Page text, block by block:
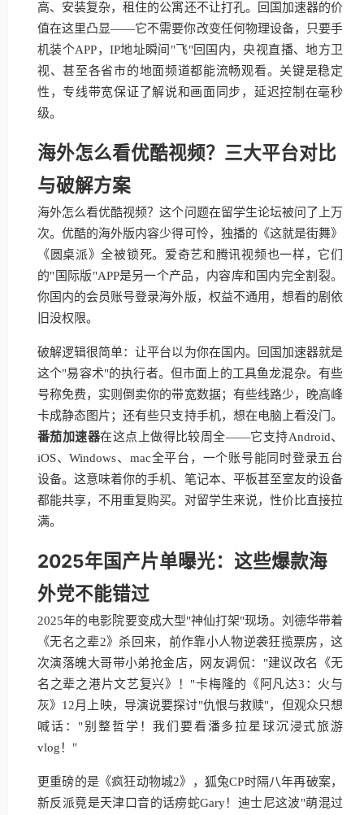
高、安装复杂，租住的公寓还不让打孔。回国加速器的价
值在这里凸显——它不需要你改变任何物理设备，只要手
机装个APP，IP地址瞬间"飞"回国内，央视直播、地方卫
视、甚至各省市的地面频道都能流畅观看。关键是稳定
性，专线带宽保证了解说和画面同步，延迟控制在毫秒
级。
海外怎么看优酷视频？三大平台对比
与破解方案
海外怎么看优酷视频？这个问题在留学生论坛被问了上万
次。优酷的海外版内容少得可怜，独播的《这就是街舞》
《圆桌派》全被锁死。爱奇艺和腾讯视频也一样，它们
的"国际版"APP是另一个产品，内容库和国内完全割裂。
你国内的会员账号登录海外版，权益不通用，想看的剧依
旧没权限。
破解逻辑很简单：让平台以为你在国内。回国加速器就是
这个"易容术"的执行者。但市面上的工具鱼龙混杂。有些
号称免费，实则倒卖你的带宽数据；有些线路少，晚高峰
卡成静态图片；还有些只支持手机，想在电脑上看没门。
番茄加速器在这点上做得比较周全——它支持Android、
iOS、Windows、mac全平台，一个账号能同时登录五台
设备。这意味着你的手机、笔记本、平板甚至室友的设备
都能共享，不用重复购买。对留学生来说，性价比直接拉
满。
2025年国产片单曝光：这些爆款海
外党不能错过
2025年的电影院要变成大型"神仙打架"现场。刘德华带着
《无名之辈2》杀回来，前作靠小人物逆袭狂揽票房，这
次演落魄大哥带小弟抢金店，网友调侃："建议改名《无
名之辈之港片文艺复兴》！"卡梅隆的《阿凡达3：火与
灰》12月上映，导演说要探讨"仇恨与救赎"，但观众只想
喊话："别整哲学！我们要看潘多拉星球沉浸式旅游
vlog！"
更重磅的是《疯狂动物城2》，狐兔CP时隔八年再破案，
新反派竟是天津口音的话痨蛇Gary！迪士尼这波"萌混过